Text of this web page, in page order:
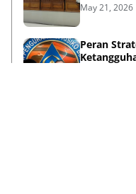
May 21, 2026
Peran